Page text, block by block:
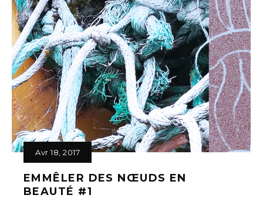
Avr 18, 2017
EMMÊLER DES NŒUDS EN
BEAUTÉ #1